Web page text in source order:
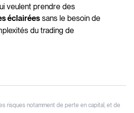
veulent prendre des
éclairées sans le besoin de
du trading de
risques notamment de perte en capital, et de